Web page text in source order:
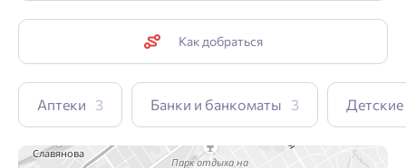
Как добраться
Аптеки 3 Банки и банкоматы 3